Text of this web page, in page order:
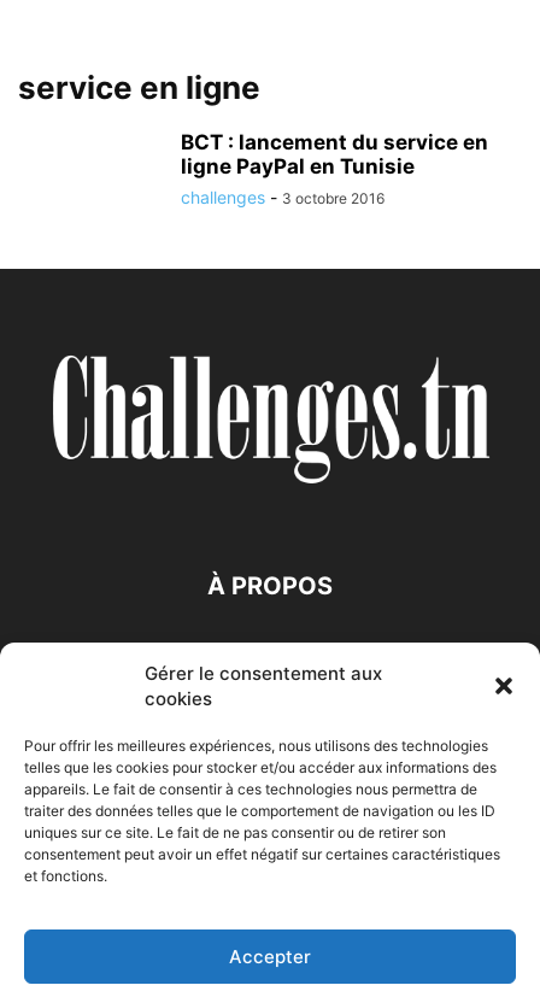
Gérer le consentement aux
cookies
Pour offrir les meilleures expériences, nous utilisons des technologies
telles que les cookies pour stocker et/ou accéder aux informations des
appareils. Le fait de consentir à ces technologies nous permettra de
traiter des données telles que le comportement de navigation ou les ID
uniques sur ce site. Le fait de ne pas consentir ou de retirer son
consentement peut avoir un effet négatif sur certaines caractéristiques
et fonctions.
Accepter
service en ligne
BCT : lancement du service en
ligne PayPal en Tunisie
challenges - 3 octobre 2016
À PROPOS
Accueil Economie Entreprises Entrepreneur
Maghreb
© Challenges.tn By AAKOM.DIGITAL